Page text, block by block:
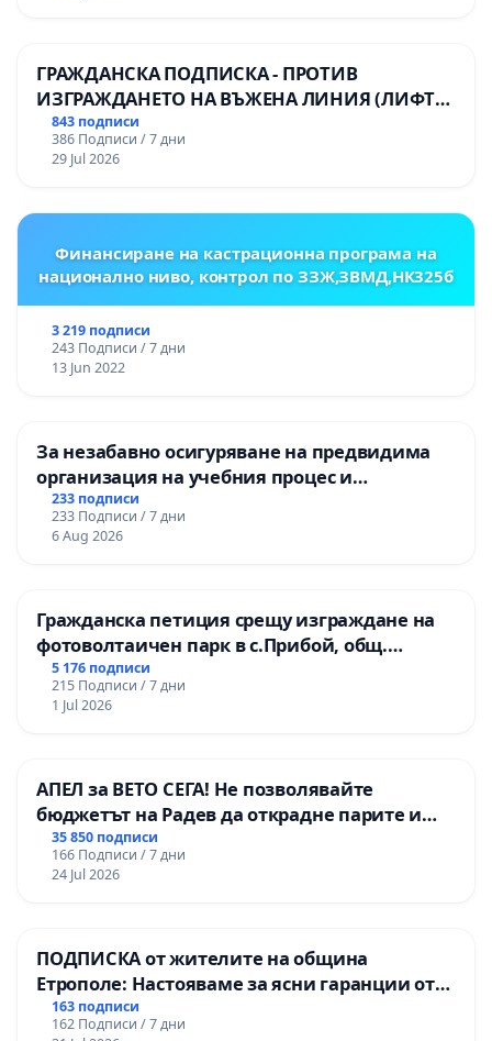
ГРАЖДАНСКА ПОДПИСКА - ПРОТИВ
ИЗГРАЖДАНЕТО НА ВЪЖЕНА ЛИНИЯ (ЛИФТ)
НА ТЕРИТОРИЯТА НА ПРИРОДНА
ЗАБЕЛЕЖИТЕЛНОСТ „ХЪЛМ НА
ОСВОБОДИТЕЛИТЕ“ (БУНАРДЖИК)
843 подписи
386 Подписи / 7 дни
29 Jul 2026
Финансиране на кастрационна програма на
национално ниво, контрол по ЗЗЖ,ЗВМД,НК325б
3 219 подписи
243 Подписи / 7 дни
13 Jun 2022
За незабавно осигуряване на предвидима
организация на учебния процес и
гарантиране на правото на равнопоставено
и качествено образование на учениците от
ОУ „Княз Александър I“ и Хуманитарна
233 подписи
233 Подписи / 7 дни
6 Aug 2026
Гражданска петиция срещу изграждане на
фотоволтаичен парк в с.Прибой, общ.
Радомир
5 176 подписи
215 Подписи / 7 дни
1 Jul 2026
АПЕЛ за ВЕТО СЕГА! Не позволявайте
бюджетът на Радев да открадне парите и
правата ни в тъмното
35 850 подписи
166 Подписи / 7 дни
24 Jul 2026
ПОДПИСКА от жителите на община
Етрополе: Настояваме за ясни гаранции от
“Елаците-МЕД” АД и от държавата, че ще се
изпълнят всички екологични норми!
163 подписи
162 Подписи / 7 дни